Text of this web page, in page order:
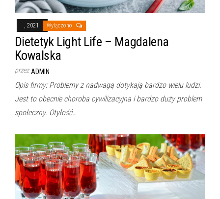
, 2021 Wyłączono
Dietetyk Light Life – Magdalena
Kowalska
przez ADMIN
Opis firmy: Problemy z nadwagą dotykają bardzo wielu ludzi.
Jest to obecnie choroba cywilizacyjna i bardzo duży problem
społeczny. Otyłość…